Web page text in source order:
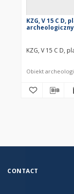
KZG, V 15 C D,
KZG, V 15 C D,
Obiekt
CONTACT